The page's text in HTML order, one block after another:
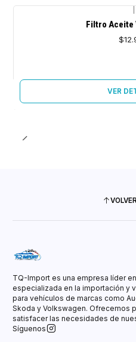
Filtro Aceite
VER
TQ-Import es una empresa líder
especializada en la importación y
para vehículos de marcas como
Skoda y Volkswagen. Ofrecemos
satisfacer las necesidades de
Síguenos